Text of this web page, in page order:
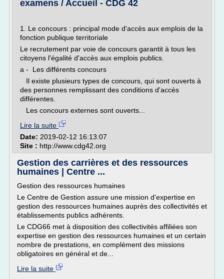
examens / Accueil - CDG 42
1. Le concours : principal mode d'accès aux emplois de la
fonction publique territoriale
Le recrutement par voie de concours garantit à tous les
citoyens l'égalité d'accès aux emplois publics.
a - Les différents concours
Il existe plusieurs types de concours, qui sont ouverts à
des personnes remplissant des conditions d'accès
différentes.
Les concours externes sont ouverts...
Lire la suite
Date: 2019-02-12 16:13:07
Site : http://www.cdg42.org
Gestion des carrières et des ressources
humaines | Centre ...
Gestion des ressources humaines
Le Centre de Gestion assure une mission d'expertise en
gestion des ressources humaines auprès des collectivités et
établissements publics adhérents.
Le CDG66 met à disposition des collectivités affiliées son
expertise en gestion des ressources humaines et un certain
nombre de prestations, en complément des missions
obligatoires en général et de...
Lire la suite